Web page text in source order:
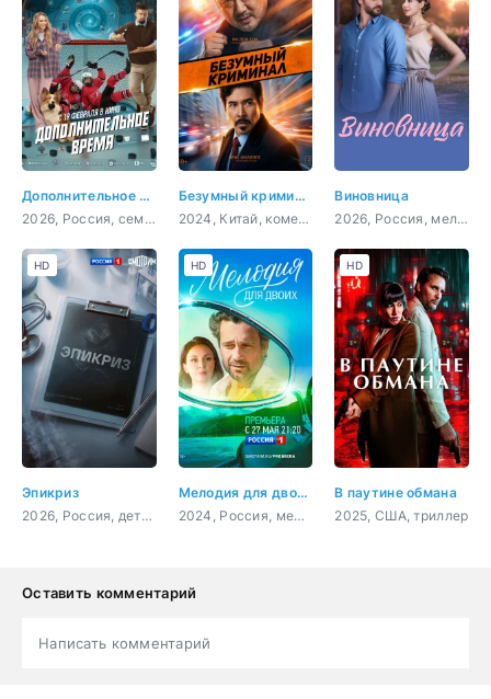
Дополнительное время
2026, Россия, семейный, приключения, спорт, фантастика
Безумный криминал
2024, Китай, комедия
Виновница
2026, Россия, мелодрама
Эпикриз
2026, Россия, детектив, драма
HD
Мелодия для двоих
2024, Россия, мелодрама
HD
В паутине обмана
2025, США, триллер
HD
Оставить комментарий
Написать комментарий